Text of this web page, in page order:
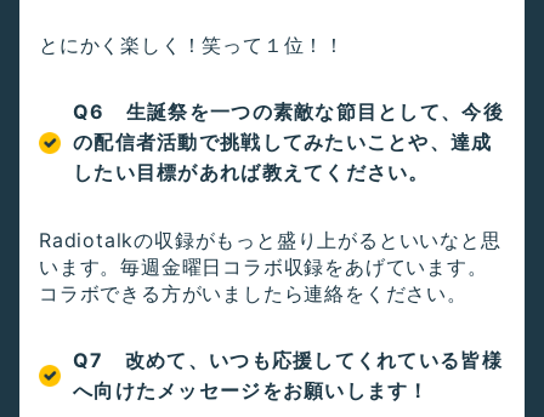
とにかく楽しく！笑って１位！！
Q6 生誕祭を一つの素敵な節目として、今後
の配信者活動で挑戦してみたいことや、達成
したい目標があれば教えてください。
Radiotalkの収録がもっと盛り上がるといいなと思
います。毎週金曜日コラボ収録をあげています。
コラボできる方がいましたら連絡をください。
Q7 改めて、いつも応援してくれている皆様
へ向けたメッセージをお願いします！